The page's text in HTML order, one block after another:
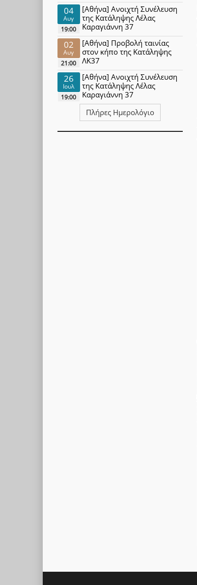
04
Αυγ
19:00
[Αθήνα] Ανοιχτή Συνέλευση
της Κατάληψης Λέλας
Καραγιάννη 37
02
Αυγ
21:00
[Αθήνα] Προβολή ταινίας
στον κήπο της Κατάληψης
ΛΚ37
26
Ιουλ
19:00
[Αθήνα] Ανοιχτή Συνέλευση
της Κατάληψης Λέλας
Καραγιάννη 37
Πλήρες Ημερολόγιο